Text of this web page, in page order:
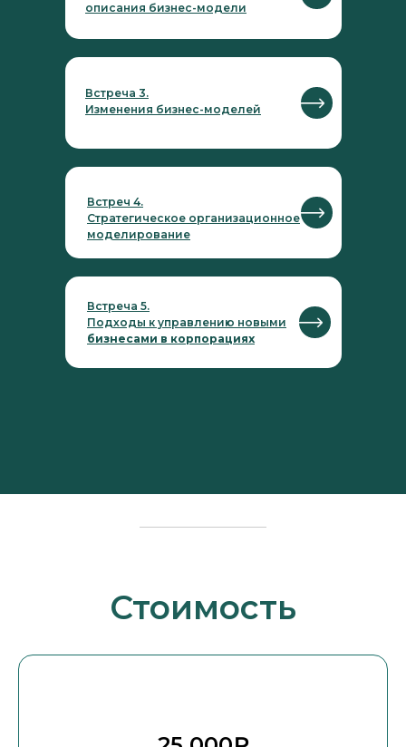
описания бизнес-модели
Встреча 3.
Изменения бизнес-моделей
Встреча 5.
Подходы к управлению новыми
бизнесами в корпорациях
Встреч 4.
Стратегическое организационное
моделирование
Стоимость